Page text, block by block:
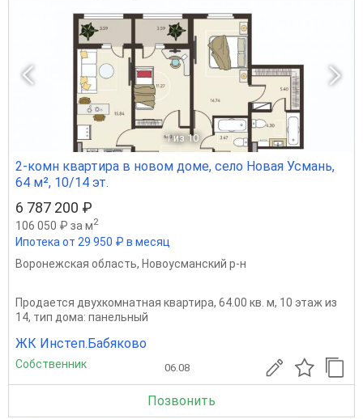
1 из 10
2-комн квартира в новом доме, село Новая Усмань,
64 м², 10/14 эт.
6 787 200 ₽
106 050 ₽ за м2
Ипотека от 29 950 ₽ в месяц
Воронежская область, Новоусманский р-н
Продается двухкомнатная квартира, 64.00 кв. м, 10 этаж из
14, тип дома: панельный
ЖК Инстеп.Бабяково
Собственник 06.08
Позвонить